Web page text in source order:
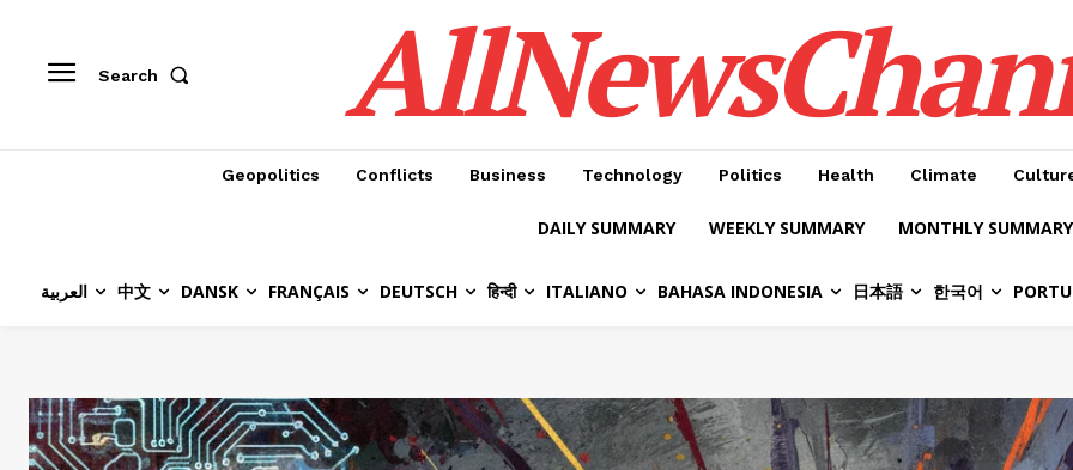
Search
Geopolitics Conflicts Business Technology Politics Health Climate
DAILY SUMMARY WEEKLY SUMMARY MONTHLY SUMMARY
العربية 中文 DANSK FRANÇAIS DEUTSCH हिन्दी ITALIANO BAHASA INDONESIA 日本語 한국어